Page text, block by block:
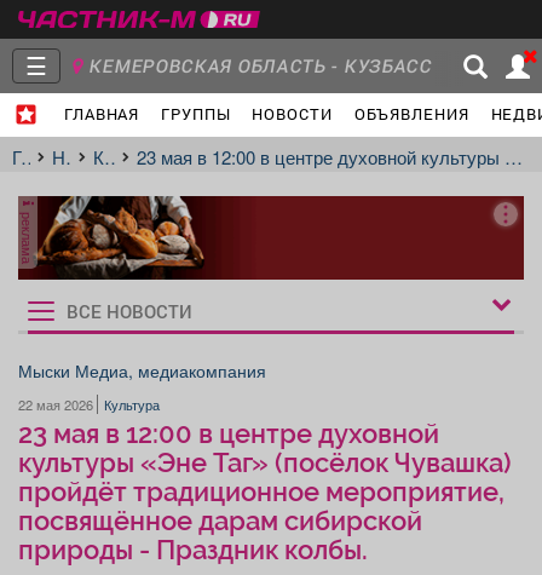
☰ КЕМЕРОВСКАЯ ОБЛАСТЬ - КУЗБАСС
ГЛАВНАЯ ГРУППЫ НОВОСТИ ОБЪЯВЛЕНИЯ
Главная
Группы Новости
Объявления Недвижимость Услуги
Компании
Афиша Обучение
ГлавнаяНовостиКультура23 мая в 12:00 в центре духовной культуры «Эне Таг» (посёлок Чувашка) пройдёт традиционное мероприятие, посвящённое дарам сибирской природы - Праздник колбы.
реклама
Рукбрики
новостей
ВСЕ НОВОСТИ
Мыски Медиа, медиакомпания
22 мая 2026 Культура
23 мая в 12:00 в центре духовной
культуры «Эне Таг» (посёлок Чувашка)
пройдёт традиционное мероприятие,
посвящённое дарам сибирской
природы - Праздник колбы.